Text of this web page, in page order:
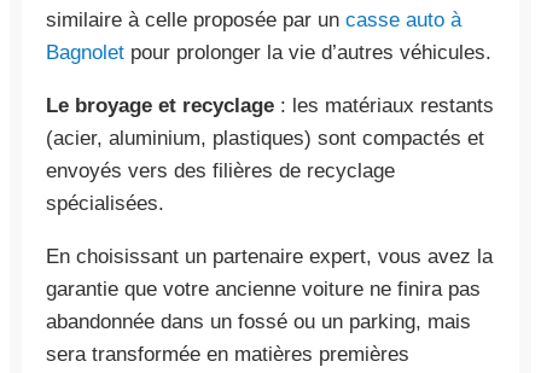
similaire à celle proposée par un casse auto à
Bagnolet pour prolonger la vie d’autres véhicules.
Le broyage et recyclage : les matériaux restants
(acier, aluminium, plastiques) sont compactés et
envoyés vers des filières de recyclage
spécialisées.
En choisissant un partenaire expert, vous avez la
garantie que votre ancienne voiture ne finira pas
abandonnée dans un fossé ou un parking, mais
sera transformée en matières premières